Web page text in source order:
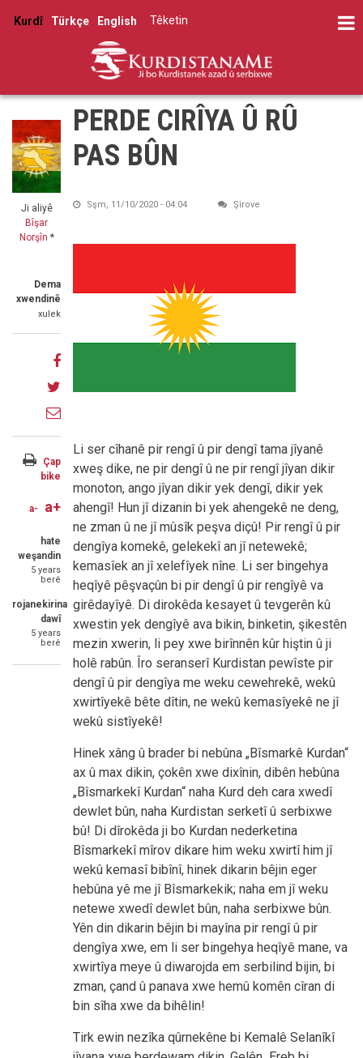
Kurdî Türkçe English
account
menu
Têketin
Ji aliyê
Bîşar
Norşîn *
Dema
xwendinê
xulek
Share
Facebook
on
Share
through
email
Çap
bike
a- a+
hate
weşandin
5 years
berê
rojanekirina
dawî
5 years
berê
PERDE CIRÎYA Û RÛ
PAS BÛN
Sşm, 11/10/2020 - 04:04 Şîrove
Li ser cîhanê pir rengî û pir dengî tama jîyanê
xweş dike, ne pir dengî û ne pir rengî jîyan dikir
monoton, ango jîyan dikir yek dengî, dikir yek
ahengî! Hun jî dizanin bi yek ahengekê ne deng,
ne zman û ne jî mûsîk peşva diçû! Pir rengî û pir
dengîya komekê, gelekekî an jî netewekê;
kemasîek an jî xelefîyek nîne. Li ser bingehya
heqîyê pêşvaçûn bi pir dengî û pir rengîyê va
girêdayîyê. Di dirokêda kesayet û tevgerên kû
xwestin yek dengîyê ava bikin, binketin, şikestên
mezin xwerin, li pey xwe birînnên kûr hiştin û ji
holê rabûn. Îro seranserî Kurdistan pewîste pir
dengî û pir dengîya me weku cewehrekê, wekû
xwirtîyekê bête dîtin, ne wekû kemasîyekê ne jî
wekû sistîyekê!
Hinek xâng û brader bi nebûna „Bîsmarkê Kurdan“
ax û max dikin, çokên xwe dixînin, dibên hebûna
„Bîsmarkekî Kurdan“ naha Kurd deh cara xwedî
dewlet bûn, naha Kurdistan serketî û serbixwe
bû! Di dîrokêda ji bo Kurdan nederketina
Bîsmarkekî mîrov dikare him weku xwirtî him jî
wekû kemasî bibînî, hinek dikarin bêjin eger
hebûna yê me jî Bîsmarkekik; naha em jî weku
netewe xwedî dewlet bûn, naha serbixwe bûn.
Yên din dikarin bêjin bi mayîna pir rengî û pir
dengîya xwe, em li ser bingehya heqîyê mane, va
xwirtîya meye û diwarojda em serbilind bijin, bi
zman, çand û panava xwe hemû komên cîran di
bin sîha xwe da bihêlin!
Tirk ewin nezîka qûrnekêne bi Kemalê Selanîkî